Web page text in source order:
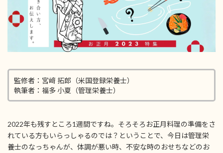
監修者：宮﨑 拓郎（米国登録栄養士）
執筆者：福多 小夏（管理栄養士）
2022年も残すところ1週間ですね。そろそろお正月料理の準備をさ
れている方もいらっしゃるのでは？ということで、今日は管理栄
養士のなっちゃんが、体調が悪い時、不安な時のおせちなどのお